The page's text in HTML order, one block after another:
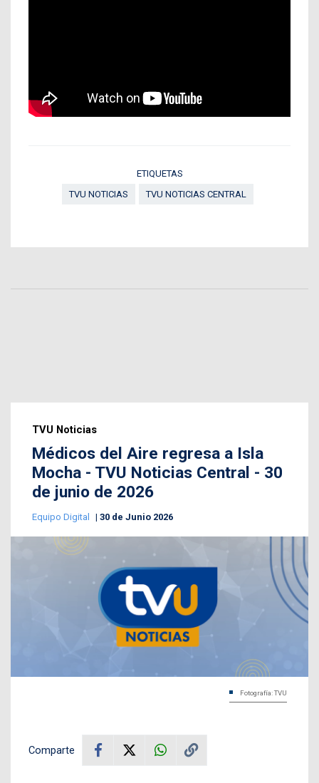
ETIQUETAS
TVU NOTICIAS
TVU NOTICIAS CENTRAL
TVU Noticias
Médicos del Aire regresa a Isla
Mocha - TVU Noticias Central - 30
de junio de 2026
Equipo Digital 30 de Junio 2026
Fotografía: TVU
Comparte